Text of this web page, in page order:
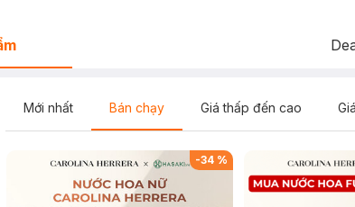
Mới nhất Bán chạy Giá thấp đến cao
-34%